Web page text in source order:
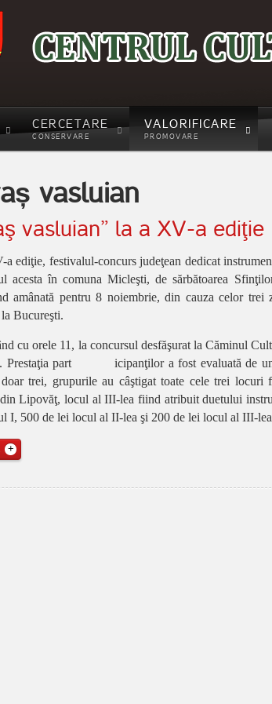
CERCETARE
CONSERVARE
VALORIFICARE
PROMOVARE
vasluian
vasluian” la a XV-a ediţie
ediţie, festivalul-concurs judeţean dedicat
acesta în comuna Micleşti, de sărbătoarea
amânată pentru 8 noiembrie, din cauza celor
Bucureşti.
cu orele 11, la concursul desfăşurat la Căminul
Prestaţia part icipanţilor a fost evaluată de un
trei, grupurile au câştigat toate cele trei locuri
Lipovăţ, locul al III-lea fiind atribuit duetului
I, 500 de lei locul al II-lea şi 200 de lei locul al III-